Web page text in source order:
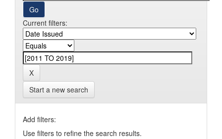
Current filters:
Start a new search
Add filters:
Use filters to refine the search results.